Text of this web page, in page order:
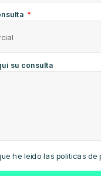
su consulta
he leido las politicas